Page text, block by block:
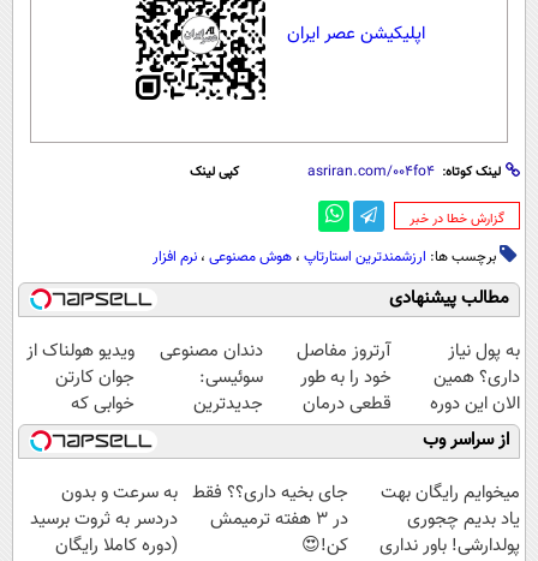
اپلیکیشن عصر ایران
لینک کوتاه: کپی لینک
‌گزارش خطا در خبر
برچسب ها: ارزشمندترین استارتاپ‌ ، هوش مصنوعی ، نرم افزار
مطالب پیشنهادی
به پول نیاز
داری؟ همین
الان این دوره
رایگان رو شرکت
کن تا دیر نشده!
آرتروز مفاصل
خود را به طور
قطعی درمان
کنید!
◗پرسش‌نامه◖
دندان مصنوعی
سوئیسی:
جدیدترین
فناوری اروپا،
سبک و مقاوم |
پرداخت قسطی
ویدیو هولناک از
جوان کارتن
خوابی که
میلیاردر شد.
آموزش رایگان
از سراسر وب
میخوایم رایگان بهت
یاد بدیم چجوری
پولدارشی! باور نداری
جای بخیه داری؟؟ فقط
در 3 هفته ترمیمش
کن!😍
به سرعت و بدون
دردسر به ثروت برسید
(دوره کاملا رایگان